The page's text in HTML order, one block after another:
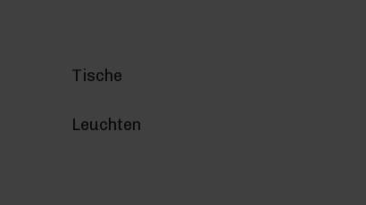
Tische
Leuchten